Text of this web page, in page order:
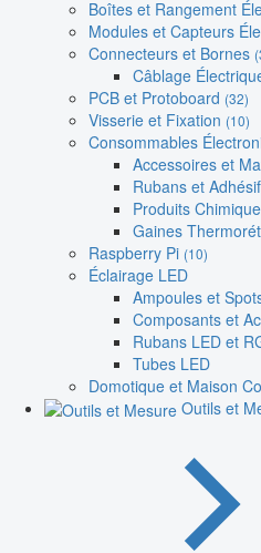
Boîtes et Rangement
Modules et Capteurs
Connecteurs et Bornes
Câblage
PCB et Protoboard (32)
Visserie et Fixation (10)
Consommables
Accessoires et
Rubans et
Produits
Gaines
Raspberry Pi (10)
Éclairage LED
Ampoules et
Composants et
Rubans LED et
Tubes LED
Domotique et Maison
Outils et